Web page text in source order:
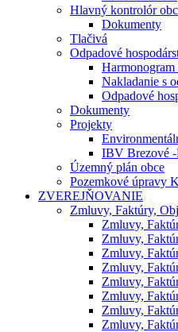
Hlavný kontrolór
Dokumenty
Tlačivá
Odpadové
Nakladanie s
Odpadové
Dokumenty
Projekty
IBV Brezové -
Územný plán obce
Pozemkové úpravy
ZVEREJŇOVANIE
Zmluvy, Faktúry,
Zmluvy,
Zmluvy,
Zmluvy,
Zmluvy,
Zmluvy,
Zmluvy,
Zmluvy,
Zmluvy,